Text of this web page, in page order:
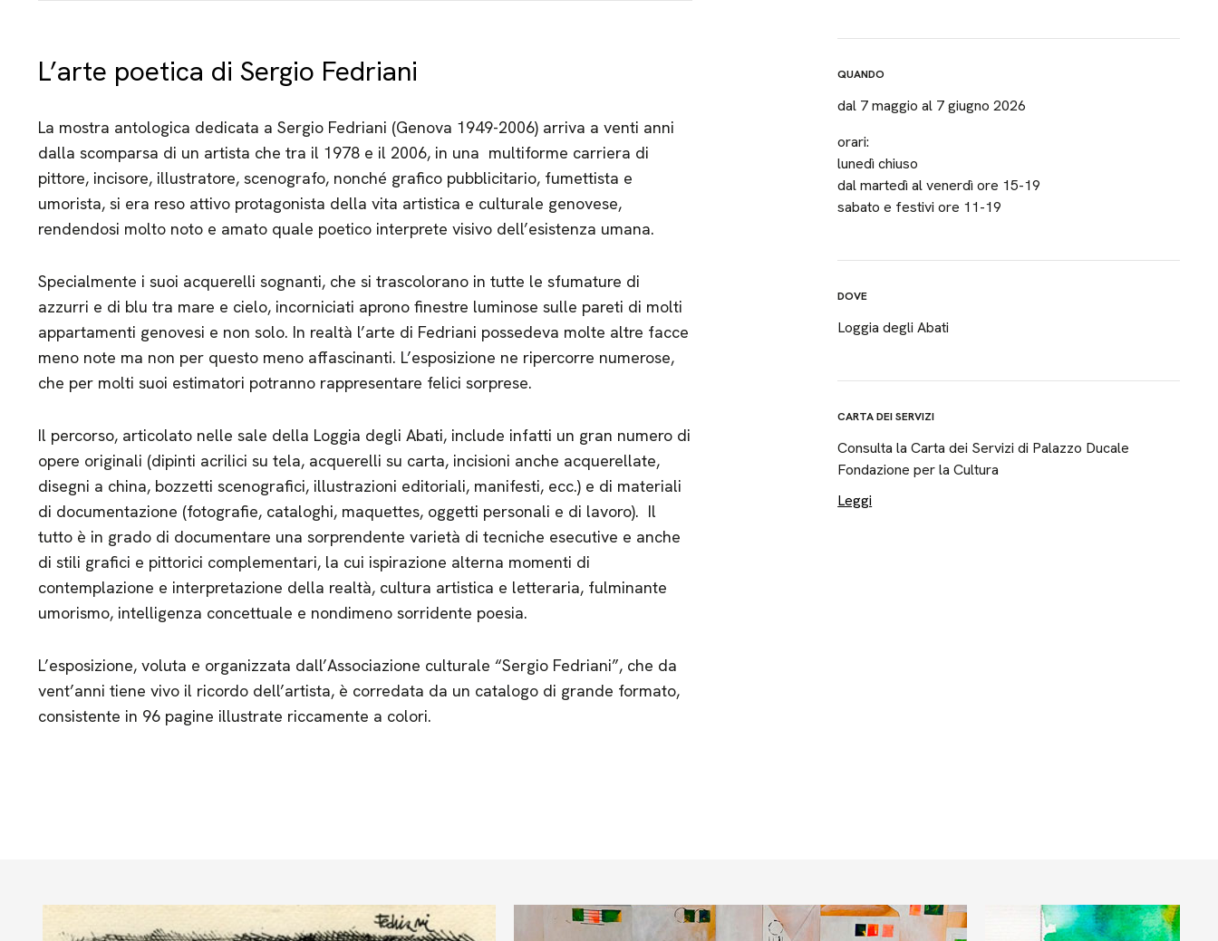
L’arte poetica di Sergio Fedriani
La mostra antologica dedicata a Sergio Fedriani (Genova 1949-2006) arriva a venti anni
dalla scomparsa di un artista che tra il 1978 e il 2006, in una multiforme carriera di
pittore, incisore, illustratore, scenografo, nonché grafico pubblicitario, fumettista e
umorista, si era reso attivo protagonista della vita artistica e culturale genovese,
rendendosi molto noto e amato quale poetico interprete visivo dell’esistenza umana.
Specialmente i suoi acquerelli sognanti, che si trascolorano in tutte le sfumature di
azzurri e di blu tra mare e cielo, incorniciati aprono finestre luminose sulle pareti di molti
appartamenti genovesi e non solo. In realtà l’arte di Fedriani possedeva molte altre facce
meno note ma non per questo meno affascinanti. L’esposizione ne ripercorre numerose,
che per molti suoi estimatori potranno rappresentare felici sorprese.
Il percorso, articolato nelle sale della Loggia degli Abati, include infatti un gran numero di
opere originali (dipinti acrilici su tela, acquerelli su carta, incisioni anche acquerellate,
disegni a china, bozzetti scenografici, illustrazioni editoriali, manifesti, ecc.) e di materiali
di documentazione (fotografie, cataloghi, maquettes, oggetti personali e di lavoro). Il
tutto è in grado di documentare una sorprendente varietà di tecniche esecutive e anche
di stili grafici e pittorici complementari, la cui ispirazione alterna momenti di
contemplazione e interpretazione della realtà, cultura artistica e letteraria, fulminante
umorismo, intelligenza concettuale e nondimeno sorridente poesia.
L’esposizione, voluta e organizzata dall’Associazione culturale “Sergio Fedriani”, che da
vent’anni tiene vivo il ricordo dell’artista, è corredata da un catalogo di grande formato,
consistente in 96 pagine illustrate riccamente a colori.
QUANDO
dal 7 maggio al 7 giugno 2026
orari:
lunedì chiuso
dal martedì al venerdì ore 15-19
sabato e festivi ore 11-19
DOVE
Loggia degli Abati
CARTA DEI SERVIZI
Consulta la Carta dei Servizi di Palazzo Ducale
Fondazione per la Cultura
Leggi